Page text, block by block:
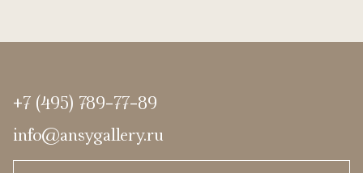
+7 (495) 789-77-89
info@ansygallery.ru